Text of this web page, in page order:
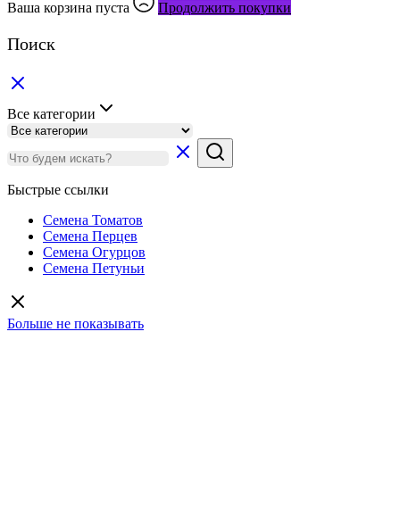
Ваша корзина пуста Продолжить покупки
Поиск
Все категории
Быстрые ссылки
Семена Томатов
Семена Перцев
Семена Огурцов
Семена Петуньи
Больше не показывать